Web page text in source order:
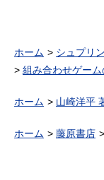
ホーム
シュプリ
組み合わせゲー
ホーム 山崎洋平
ホーム 藤原書店